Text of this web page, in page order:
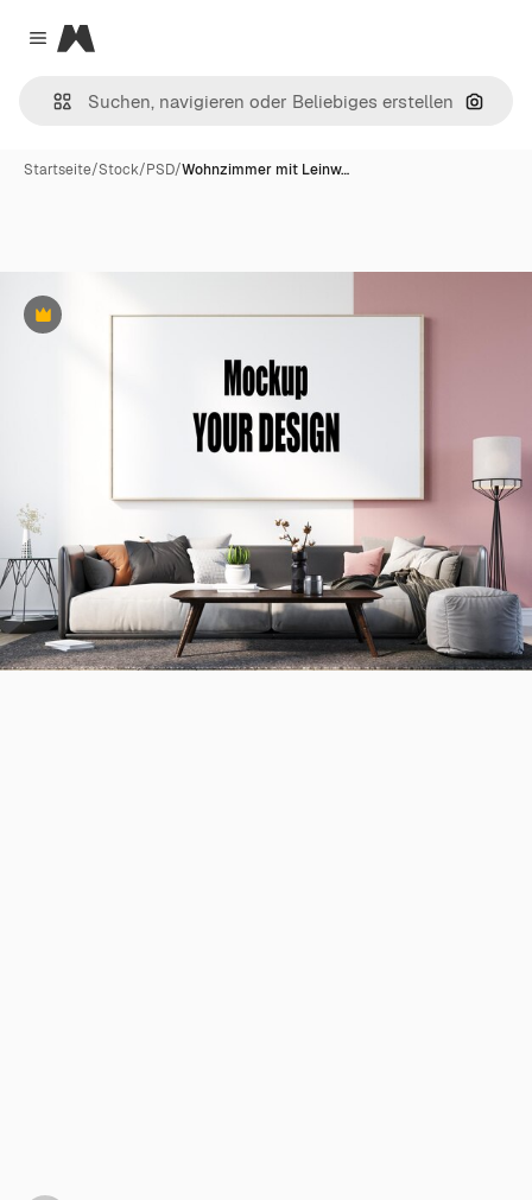
Close menu
Magnific
Nach
Startseite/Stock/PSD/Wohnzimmer mit Leinw…
Premium